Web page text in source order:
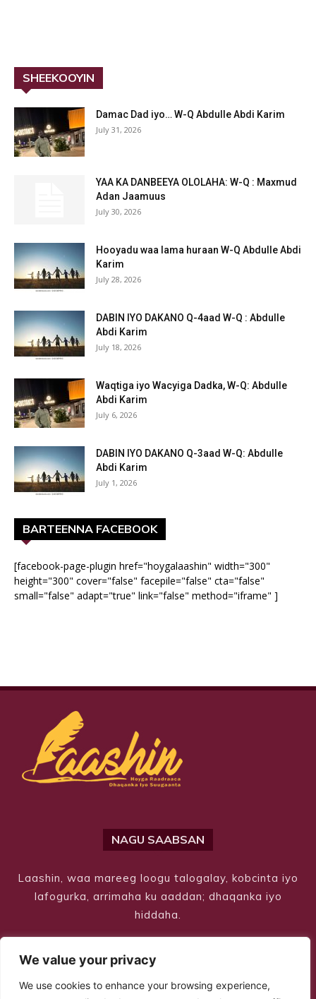
We value your privacy
We use cookies to enhance your browsing experience,
SHEEKOOYIN
Damac Dad iyo… W-Q Abdulle Abdi Karim
July 31, 2026
YAA KA DANBEEYA OLOLAHA: W-Q : Maxmud
Adan Jaamuus
July 30, 2026
Hooyadu waa lama huraan W-Q Abdulle Abdi
Karim
July 28, 2026
DABIN IYO DAKANO Q-4aad W-Q : Abdulle
Abdi Karim
July 18, 2026
Waqtiga iyo Wacyiga Dadka, W-Q: Abdulle
Abdi Karim
July 6, 2026
DABIN IYO DAKANO Q-3aad W-Q: Abdulle
Abdi Karim
July 1, 2026
BARTEENNA FACEBOOK
[facebook-page-plugin href="hoygalaashin" width="300"
height="300" cover="false" facepile="false" cta="false"
small="false" adapt="true" link="false" method="iframe" ]
NAGU SAABSAN
Laashin, waa mareeg loogu talogalay, kobcinta iyo
lafogurka, arrimaha ku aaddan; dhaqanka iyo
hiddaha.